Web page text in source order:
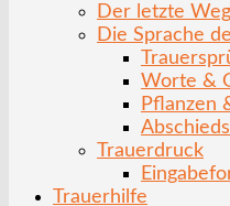
Der letzte Weg
Die Sprache
Worte &
Pflanzen
Trauerdruck
Trauerhilfe